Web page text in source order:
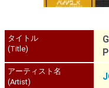
タイトル
(Title)
アーティスト名
(Artist)